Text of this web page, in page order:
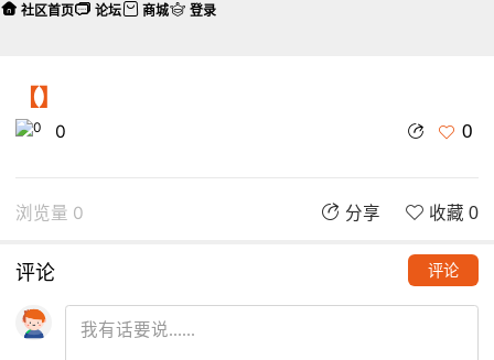
【】
0 0
浏览量 0 分享 收藏 0
评论 评论
社区首页 论坛 商城 登录